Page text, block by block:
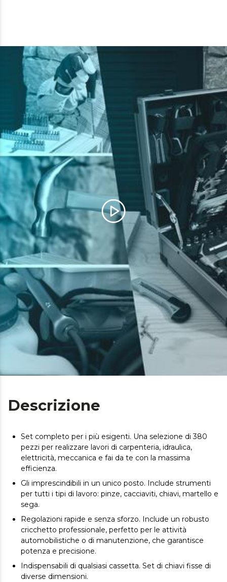
Descrizione
Set completo per i più esigenti. Una selezione di 380
pezzi per realizzare lavori di carpenteria, idraulica,
elettricità, meccanica e fai da te con la massima
efficienza.
Gli imprescindibili in un unico posto. Include strumenti
per tutti i tipi di lavoro: pinze, cacciaviti, chiavi, martello e
sega.
Regolazioni rapide e senza sforzo. Include un robusto
cricchetto professionale, perfetto per le attività
automobilistiche o di manutenzione, che garantisce
potenza e precisione.
Indispensabili di qualsiasi cassetta. Set di chiavi fisse di
diverse dimensioni.